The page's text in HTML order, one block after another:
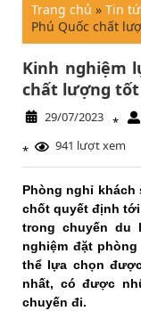
Trang chủ » Tin
Phú Quốc chất
Kinh nghiệm
chất lượng tốt
29/07/2023 *
* 941 lượt xem
Phòng nghỉ khách
chốt quyết định
trong chuyến du
nghiệm đặt
thể lựa chọn
nhất, có được
chuyến đi.